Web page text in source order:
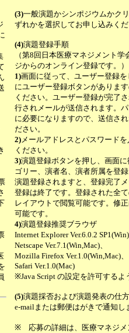
(3)一般演題かシンポジウムかク
ずれかを選択してお申し込みくだ
(4)演題登録手順
（第8回日本医療マネジメント
ジからのオンライン登録です。）
1)画面に従って、ユーザー登録
にユーザー登録ボタンがありま
ください。ユーザー登録が完了
行されメールが送信されます。
に必要になりますので、送信さ
ださい。
2)メールアドレスとパスワード
ください。
3)演題登録ボタンを押し、画面
ゴリー、演者名、演者所属を登録
演題登録されますと、登録完了
登録は終了です。登録された全
レイアウトで閲覧可能です。修
可能です。
4)演題登録推奨ブラウザ
Internet Explorer Ver.6.0.2 SP1(Win)
Netscape Ver.7.1(Win,Mac)、
Mozilla Firefox Ver.1.0(Win,Mac)、
Safari Ver.1.0(Mac)
※Java Script の設定を許可するよ
(5)演題採否および演題発表の仕
e-mailまたは郵便はがきで通知し
※ 応募の詳細は、医療マネジメ